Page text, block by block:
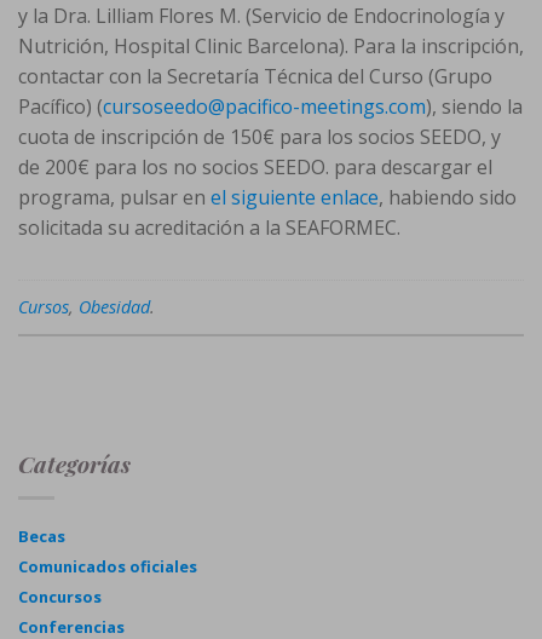
y la Dra. Lilliam Flores M. (Servicio de Endocrinología y
Nutrición, Hospital Clinic Barcelona). Para la inscripción,
contactar con la Secretaría Técnica del Curso (Grupo
Pacífico) (cursoseedo@pacifico-meetings.com), siendo la
cuota de inscripción de 150€ para los socios SEEDO, y
de 200€ para los no socios SEEDO. para descargar el
programa, pulsar en el siguiente enlace, habiendo sido
solicitada su acreditación a la SEAFORMEC.
Cursos, Obesidad.
Categorías
Becas
Comunicados oficiales
Concursos
Conferencias